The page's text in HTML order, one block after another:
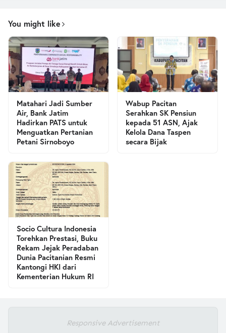
You might like
Matahari Jadi Sumber
Air, Bank Jatim
Hadirkan PATS untuk
Menguatkan Pertanian
Petani Sirnoboyo
Wabup Pacitan
Serahkan SK Pensiun
kepada 51 ASN, Ajak
Kelola Dana Taspen
secara Bijak
Socio Cultura Indonesia
Torehkan Prestasi, Buku
Rekam Jejak Peradaban
Dunia Pacitanian Resmi
Kantongi HKI dari
Kementerian Hukum RI
Responsive Advertisement